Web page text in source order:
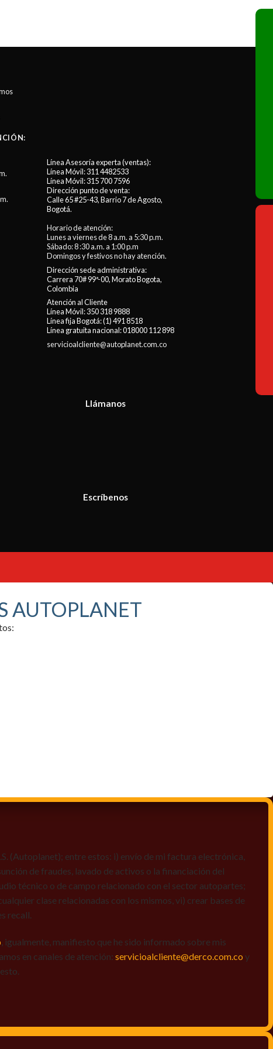
Línea Asesoría experta (ventas):
Línea Móvil:311 4482533
Línea Móvil:315 700 7596
Dirección punto de venta:
Calle 65 #25-43, Barrio 7 de Agosto,
Bogotá.
Horario de atención:
Lunes a viernes de 8 a.m. a 5:30 p.m.
Sábado: 8 :30 a.m. a 1:00 p.m
Domingos y festivos no hay atención.
Dirección sede administrativa:
Carrera 70# 99ª-00, Morato Bogota,
Colombia
Atención al Cliente
Línea Móvil:350 318 9888
Línea fija Bogotá:(1) 491 8518
Línea gratuita nacional:018000 112 898
servicioalcliente@autoplanet.com.co
Llámanos
Escríbenos
AUTOPLANET
(Autoplanet); entre estos: i) envío de mi factura electrónica,
de fraudes, lavado de activos o la financiación del
técnico o de campo relacionado con el sector autopartes;
clase relacionadas con los mismos, vi) crear bases de
recall.
, igualmente, manifiesto que he sido informado sobre mis
en canales de atención: servicioalcliente@derco.com.co y